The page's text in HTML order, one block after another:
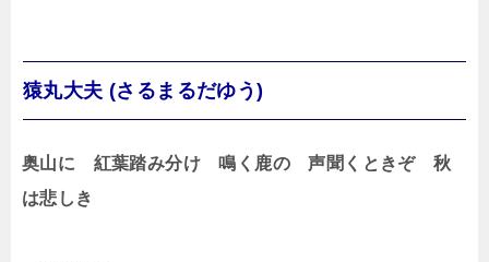
猿丸大夫 (さるまるだゆう)
奥山に 紅葉踏み分け 鳴く鹿の 声聞くときぞ 秋
は悲しき